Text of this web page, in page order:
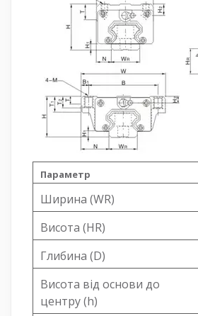
Параметр
Ширина (WR)
Висота (HR)
Глибина (D)
Висота від основи до
центру (h)